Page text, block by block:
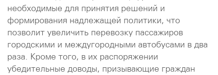
необходимые для принятия решений и
формирования надлежащей политики, что
позволит увеличить перевозку пассажиров
городскими и междугородными автобусами в два
раза. Кроме того, в их распоряжении
убедительные доводы, призывающие граждан